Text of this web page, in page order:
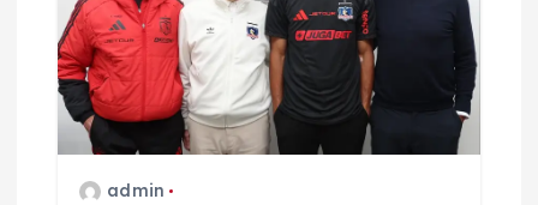
admin